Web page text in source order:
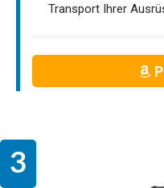
Transport Ihrer